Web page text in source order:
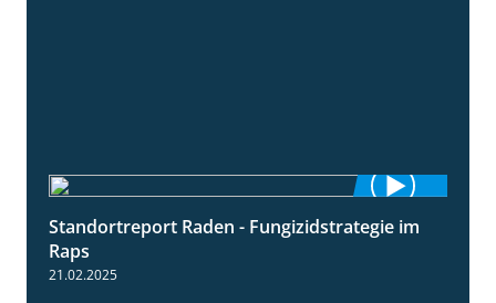
5:08
Standortreport Raden - Fungizidstrategie im
Raps
21.02.2025